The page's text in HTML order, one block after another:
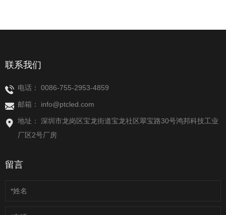
联系我们
电话： 0086-755-2953-4859
邮箱： info@ptcled.com
地址： 深圳市龙岗区宝龙街道宝龙社区翠宝路30号鸿邦科技工业
厂区2号厂房
留言